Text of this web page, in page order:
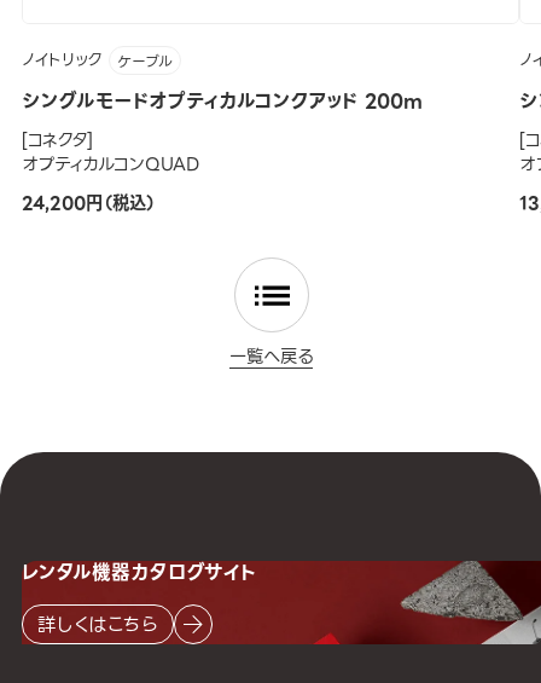
ノイトリック ケーブル
シングルモードオプティカルコンクアッド 200m
[コネクタ]
オプティカルコンQUAD
24,200円（税込）
ノ
[
一覧へ戻る
レンタル機器カタログサイト
詳しくはこちら